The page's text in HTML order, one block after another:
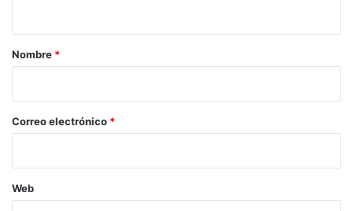
r
*
Nombre *
Correo electrónico *
Web